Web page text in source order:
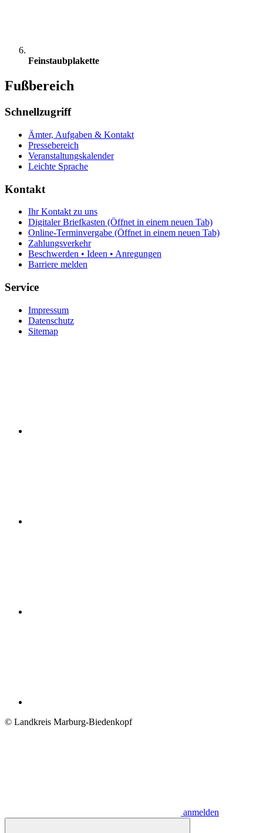
Feinstaubplakette
Fußbereich
Schnellzugriff
Ämter, Aufgaben & Kontakt
Pressebereich
Veranstaltungskalender
Leichte Sprache
Kontakt
Ihr Kontakt zu uns
Digitaler Briefkasten (Öffnet in einem neuen Tab)
Online-Terminvergabe (Öffnet in einem neuen Tab)
Zahlungsverkehr
Beschwerden • Ideen • Anregungen
Barriere melden
Service
Impressum
Datenschutz
Sitemap
© Landkreis Marburg-Biedenkopf
anmelden